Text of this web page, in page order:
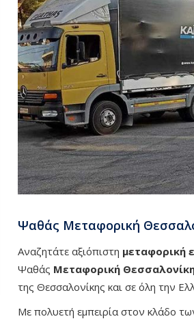
Ψαθάς Μεταφορική
Αναζητάτε αξιόπιστη μεταφορική
Ψαθάς Μεταφορική
της Θεσσαλονίκης και σε όλη την
Με πολυετή εμπειρία στον κλάδο